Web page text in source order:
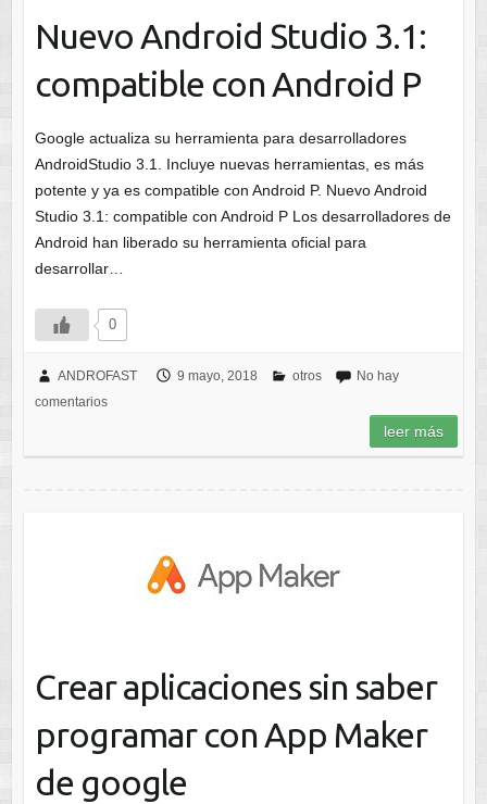
Nuevo Android Studio 3.1:
compatible con Android P
Google actualiza su herramienta para desarrolladores
AndroidStudio 3.1. Incluye nuevas herramientas, es más
potente y ya es compatible con Android P. Nuevo Android
Studio 3.1: compatible con Android P Los desarrolladores de
Android han liberado su herramienta oficial para
desarrollar…
0
ANDROFAST 9 mayo, 2018 otros
No hay
comentarios
leer más
Crear aplicaciones sin saber
programar con App Maker
de google